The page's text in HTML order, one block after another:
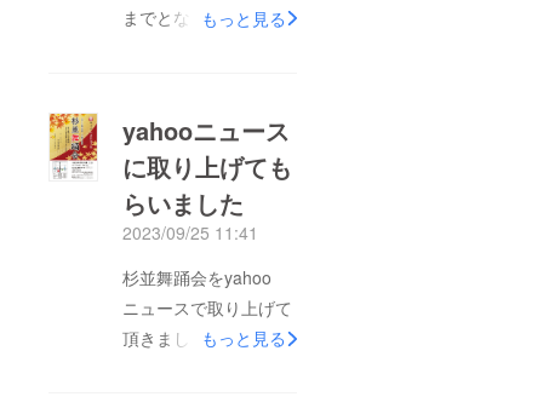
までとなりました。皆
もっと見る
yahooニュース
に取り上げても
らいました
2023/09/25 11:41
杉並舞踊会をyahoo
ニュースで取り上げて
頂きました。是非お読
もっと見る